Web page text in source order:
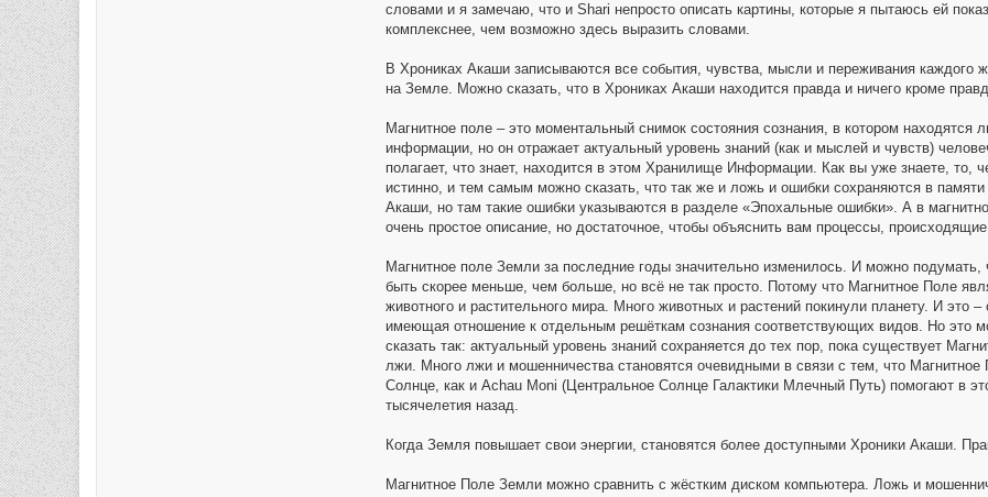
словами и я замечаю, что и Shari непросто описать картины, которые я пытаюсь ей
комплекснее, чем возможно здесь выразить словами.
В Хрониках Акаши записываются все события, чувства, мысли и переживания каждого
на Земле. Можно сказать, что в Хрониках Акаши находится правда и ничего кроме
Магнитное поле – это моментальный снимок состояния сознания, в котором находятся
информации, но он отражает актуальный уровень знаний (как и мыслей и чувств)
полагает, что знает, находится в этом Хранилище Информации. Как вы уже знаете, то,
истинно, и тем самым можно сказать, что так же и ложь и ошибки сохраняются в памяти
Акаши, но там такие ошибки указываются в разделе «Эпохальные ошибки». А в
очень простое описание, но достаточное, чтобы объяснить вам процессы,
Магнитное поле Земли за последние годы значительно изменилось. И можно подумать,
быть скорее меньше, чем больше, но всё не так просто. Потому что Магнитное Поле
животного и растительного мира. Много животных и растений покинули планету. И это
имеющая отношение к отдельным решёткам сознания соответствующих видов. Но это
сказать так: актуальный уровень знаний сохраняется до тех пор, пока существует
лжи. Много лжи и мошенничества становятся очевидными в связи с тем, что
Солнце, как и Achau Moni (Центральное Солнце Галактики Млечный Путь) помогают в
тысячелетия назад.
Когда Земля повышает свои энергии, становятся более доступными Хроники Акаши.
Магнитное Поле Земли можно сравнить с жёстким диском компьютера. Ложь и